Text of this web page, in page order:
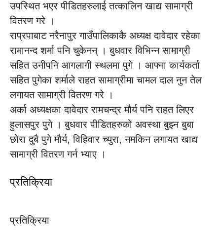
उपस्थित भएर पीडितहरुलाई तत्कालिन खाद्य सामाग्री
वितरण गरे ।
राप्रपाबाट नरैनापुर गाउँपालिकाकै अध्यक्ष दावेदार रहेका
रामानन्द शर्मा पनि चुकेनन् । बुधवार विभिन्न सामाग्री
सहित उनीपनि आगलागी स्थलमा पुगे । आफ्ना कार्यकर्ता
सहित पुगेका शर्माले राहत सामाग्रीमा चामल दाल नुन तेल
लगायत सामाग्री वितरण गरे ।
अर्का अध्यक्षका दावेदार रामचन्द्र मौर्य पनि राहत लिएर
हुलासपुर पुगे । बुधवार पीडितहरुको अवस्था बुझ्न बुबा
छोरा दुबै पुगे मौर्य, विहिवार च्युरा, नमकिन लगायत खाद्य
सामाग्री वितरण गर्न भ्याए ।
प्रतिक्रिया
प्रतिक्रिया